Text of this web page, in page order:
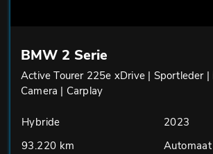
BMW 2 Serie
Active Tourer 225e xDrive | Sportleder
Camera | Carplay
Hybride
2023
93.220 km
Automaat